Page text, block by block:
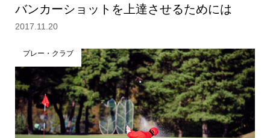
バンカーショットを上達させるためには
2017.11.20
プレー・クラブ